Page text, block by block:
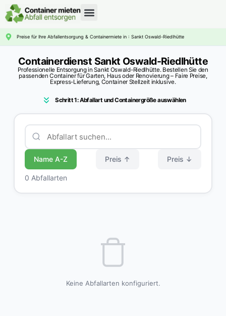
Preise für Ihre Abfallentsorgung & Containermiete in : Sankt Oswald-Riedlhütte
Containerdienst Sankt Oswald-Riedlhütte
Professionelle Entsorgung in Sankt Oswald-Riedlhütte. Bestellen Sie den
passenden Container für Garten, Haus oder Renovierung – Faire Preise,
Express-Lieferung, Container Stellzeit inklusive.
Schritt 1: Abfallart und Containergröße auswählen
Name A-Z Preis ↑ Preis ↓
0 Abfallarten
Keine Abfallarten konfiguriert.